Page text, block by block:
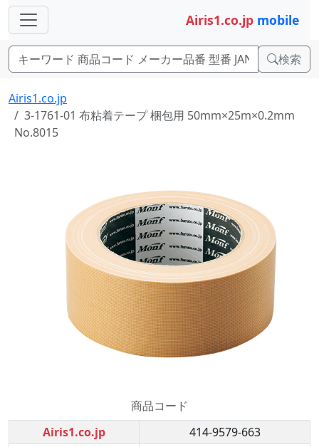
Airis1.co.jp mobile
検索
Airis1.co.jp
3-1761-01 布粘着テープ 梱包用 50mm×25m×0.2mm
No.8015
商品コード
Airis1.co.jp
414-9579-663